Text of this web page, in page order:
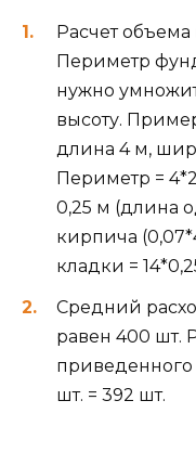
Расчет
Периметр
нужно
высоту.
длина 4 м,
Периметр =
0,25 м (длина
кирпича
кладки =
Средний
равен 400 шт.
приведенного
шт. = 392 шт.